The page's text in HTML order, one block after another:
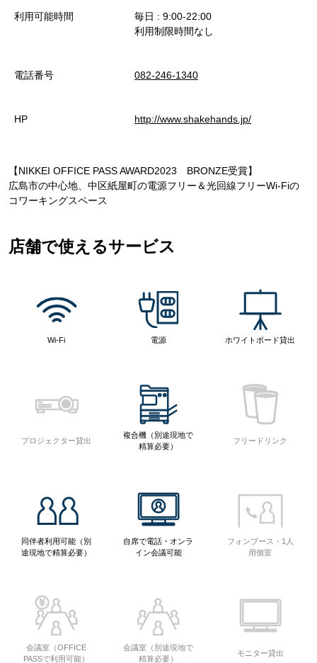
利用可能時間
毎日 : 9:00-22:00
利用制限時間なし
電話番号 082-246-1340
HP http://www.shakehands.jp/
【NIKKEI OFFICE PASS AWARD2023 BRONZE受賞】
広島市の中心地、中区紙屋町の電源フリー＆光回線フリーWi-Fiの
コワーキングスペース
店舗で使えるサービス
Wi-Fi 電源 ホワイトボード貸出
プロジェクター貸出
複合機（別途現地で
精算必要）
フリードリンク
同伴者利用可能（別
途現地で精算必要）
自席で電話・オンラ
イン会議可能
フォンブース・1人
用個室
会議室（OFFICE
PASSで利用可能）
会議室（別途現地で
精算必要）
モニター貸出